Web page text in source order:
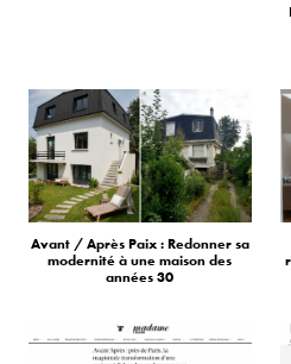
Avant / Après Paix : Redonner sa
modernité à une maison des
années 30